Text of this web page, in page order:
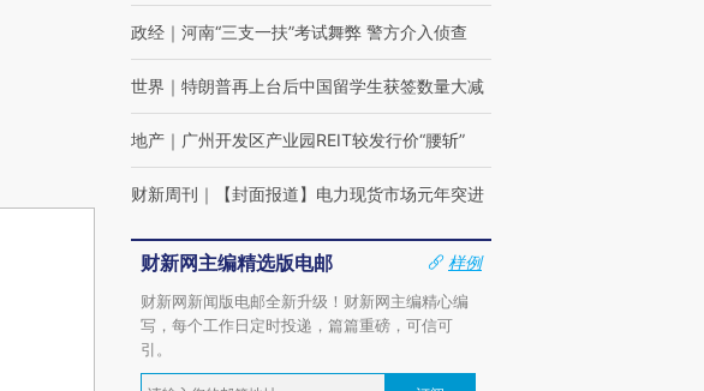
政经 ｜ 河南“三支一扶”考试舞弊 警方介入侦查
世界 ｜ 特朗普再上台后中国留学生获签数量大减
地产 ｜ 广州开发区产业园REIT较发行价“腰斩”
财新周刊 ｜ 【封面报道】电力现货市场元年突进
财新网主编精选版电邮
样例
财新网新闻版电邮全新升级！财新网主编精心编
写，每个工作日定时投递，篇篇重磅，可信可
引。